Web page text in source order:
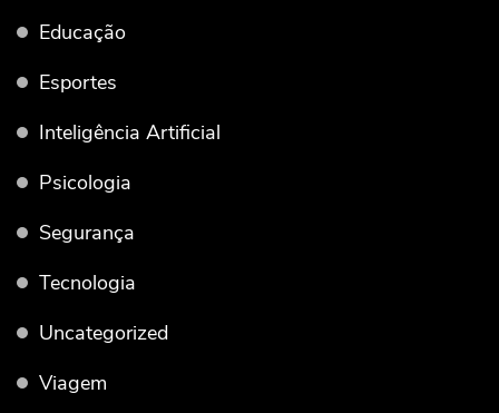
Educação
Esportes
Inteligência Artificial
Psicologia
Segurança
Tecnologia
Uncategorized
Viagem